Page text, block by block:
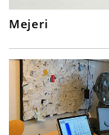
Mejeri